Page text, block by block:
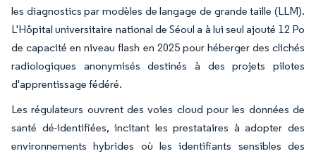
les diagnostics par modèles de langage de grande taille (LLM).
L'Hôpital universitaire national de Séoul a à lui seul ajouté 12 Po
de capacité en niveau flash en 2025 pour héberger des clichés
radiologiques anonymisés destinés à des projets pilotes
d'apprentissage fédéré.
Les régulateurs ouvrent des voies cloud pour les données de
santé dé-identifiées, incitant les prestataires à adopter des
environnements hybrides où les identifiants sensibles des